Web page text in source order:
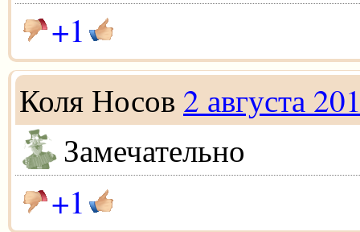
+1
Коля Носов 2 августа
Замечательно
+1